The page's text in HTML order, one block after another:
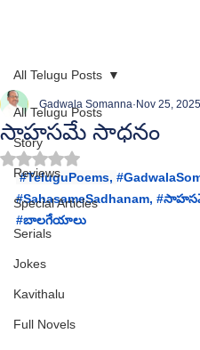
All Telugu Posts
Story
Reviews
Special Articles
Serials
Jokes
Kavithalu
Full Novels
All Telugu Posts
సాహసమే సాధనం
Gadwala Somanna Nov 25, 2025
Rated NaN out of 5 stars.
#TeluguPoems,
#SahasameSadhanam, #
#బాలగేయాలు